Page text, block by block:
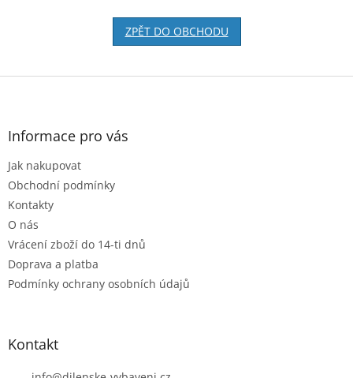
ZPĚT DO OBCHODU
Z
Informace pro vás
Jak nakupovat
Obchodní podmínky
Kontakty
O nás
Vrácení zboží do 14-ti dnů
Doprava a platba
Podmínky ochrany osobních údajů
Kontakt